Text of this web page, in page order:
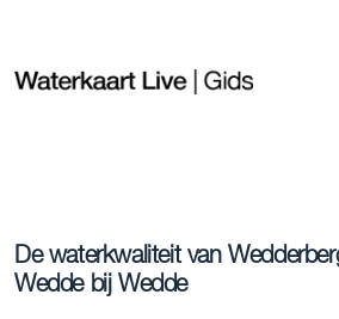
De waterkwaliteit van
Wedde bij Wedde